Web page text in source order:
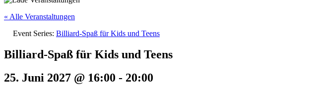
« Alle Veranstaltungen
Event Series: Billiard-Spaß für Kids und Teens
Billiard-Spaß für Kids und Teens
25. Juni 2027 @ 16:00 - 20:00